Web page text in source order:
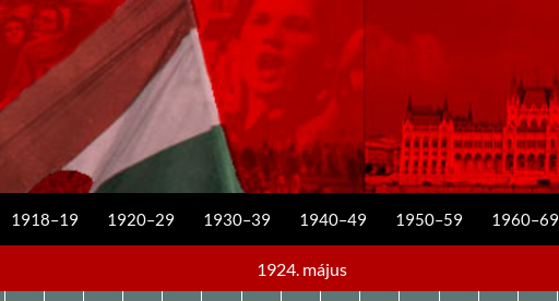
1918–19 1920–29 1930–39 1940–49 1950–59 1960–69
1924. május